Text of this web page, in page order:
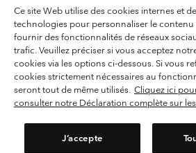
Garanties Légales
Politique de confidentialité
Conditions d'utilisation - Membres
Conditions D'utilisation - Contenu généré par
Cookies
Service client: Lun - sam de 9h à 13h et de 14h
Ce site Web utilise des cookies internes et
technologies pour personnaliser le contenu
fournir des fonctionnalités de réseaux
trafic. Veuillez préciser si vous acceptez
cookies via les options ci-dessous. Si vous
cookies strictement nécessaires au
seront tout de même utilisés. Cliquez ici
consulter notre Déclaration complète sur
J’accepte
Achats en ligne
United States
Belgium-English
Belgium-Français
Belgium-Dutch